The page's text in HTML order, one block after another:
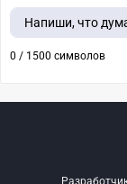
Напиши, что
0 / 1500 символов